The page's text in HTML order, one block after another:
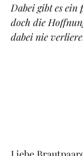
Dabei gibt es ein
doch die
dabei nie